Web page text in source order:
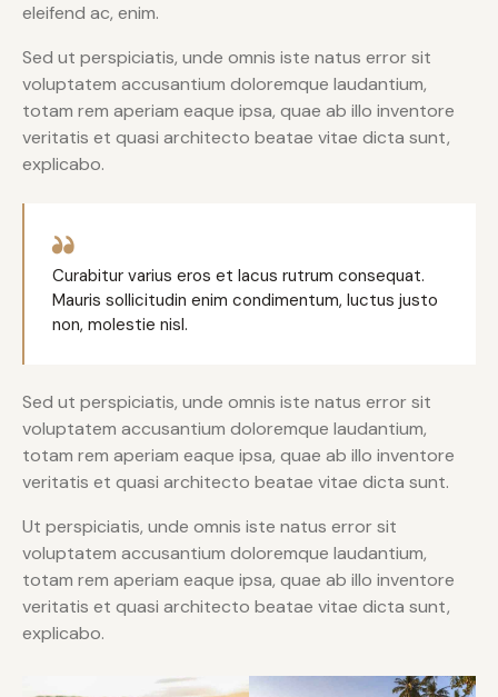
eleifend ac, enim.
Sed ut perspiciatis, unde omnis iste natus error sit
voluptatem accusantium doloremque laudantium,
totam rem aperiam eaque ipsa, quae ab illo inventore
veritatis et quasi architecto beatae vitae dicta sunt,
explicabo.
Curabitur varius eros et lacus rutrum consequat.
Mauris sollicitudin enim condimentum, luctus justo
non, molestie nisl.
Sed ut perspiciatis, unde omnis iste natus error sit
voluptatem accusantium doloremque laudantium,
totam rem aperiam eaque ipsa, quae ab illo inventore
veritatis et quasi architecto beatae vitae dicta sunt.
Ut perspiciatis, unde omnis iste natus error sit
voluptatem accusantium doloremque laudantium,
totam rem aperiam eaque ipsa, quae ab illo inventore
veritatis et quasi architecto beatae vitae dicta sunt,
explicabo.